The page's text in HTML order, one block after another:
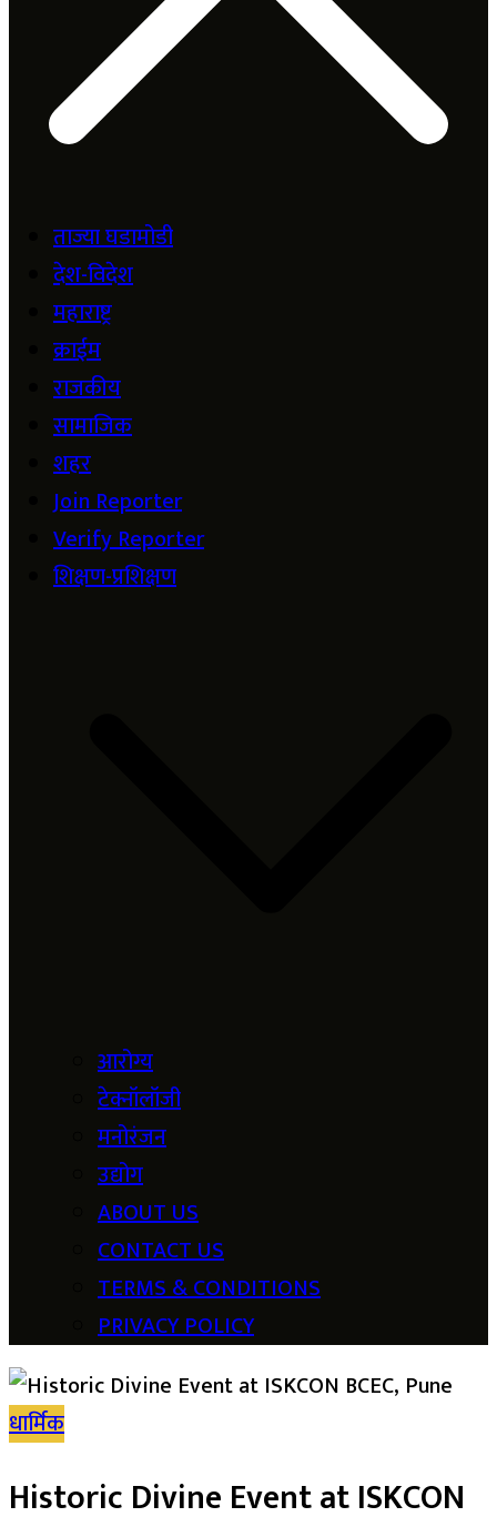
ताज्या घडामोडी
देश-विदेश
महाराष्ट्र
क्राईम
राजकीय
सामाजिक
शहर
Join Reporter
Verify Reporter
शिक्षण-प्रशिक्षण
आरोग्य
टेक्नॉलॉजी
मनोरंजन
उद्योग
ABOUT US
CONTACT US
TERMS & CONDITIONS
PRIVACY POLICY
धार्मिक
Historic Divine Event at ISKCON